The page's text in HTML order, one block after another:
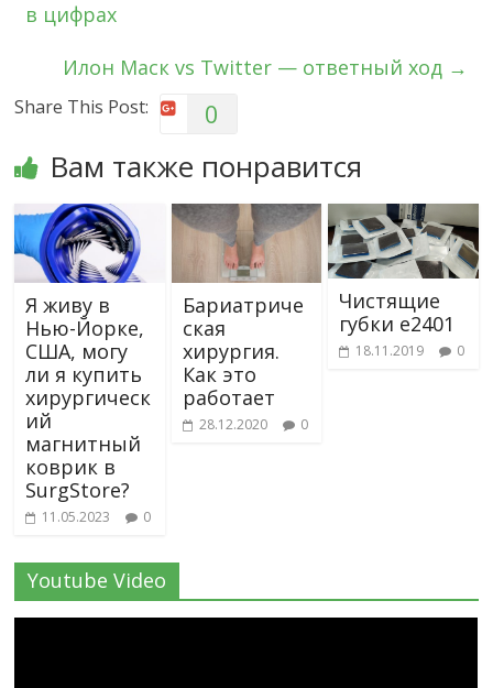
в цифрах
Илон Маск vs Twitter — ответный ход →
Share This Post: 0
Вам также понравится
Я живу в
Нью-Йорке,
США, могу
ли я купить
хирургическ
ий
магнитный
коврик в
SurgStore?
11.05.2023 0
Бариатриче
ская
хирургия.
Как это
работает
28.12.2020 0
Чистящие
губки e2401
18.11.2019 0
Youtube Video